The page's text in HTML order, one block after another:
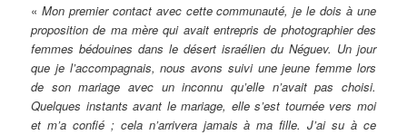
« Mon premier contact avec cette communauté, je le dois à une
proposition de ma mère qui avait entrepris de photographier des
femmes bédouines dans le désert israélien du Néguev. Un jour
que je l’accompagnais, nous avons suivi une jeune femme lors
de son mariage avec un inconnu qu’elle n’avait pas choisi.
Quelques instants avant le mariage, elle s’est tournée vers moi
et m’a confié ; cela n’arrivera jamais à ma fille. J’ai su à ce